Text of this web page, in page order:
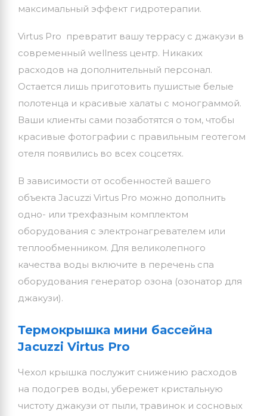
максимальный эффект гидротерапии.
Virtus Pro превратит вашу террасу с джакузи в
современный wellness центр. Никаких
расходов на дополнительный персонал.
Остается лишь приготовить пушистые белые
полотенца и красивые халаты с монограммой.
Ваши клиенты сами позаботятся о том, чтобы
красивые фотографии с правильным геотегом
отеля появились во всех соцсетях.
В зависимости от особенностей вашего
объекта Jacuzzi Virtus Pro можно дополнить
одно- или трехфазным комплектом
оборудования с электронагревателем или
теплообменником. Для великолепного
качества воды включите в перечень спа
оборудования генератор озона (озонатор для
джакузи).
Термокрышка мини бассейна
Jacuzzi Virtus Pro
Чехол крышка послужит снижению расходов
на подогрев воды, убережет кристальную
чистоту джакузи от пыли, травинок и сосновых